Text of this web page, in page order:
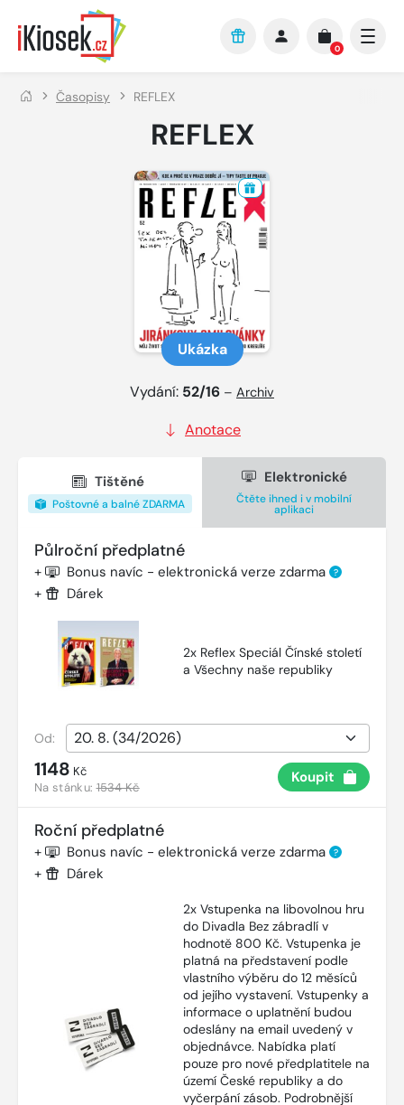
Přejít na hlavní obsah
0
Časopisy REFLEX
REFLEX
Ukázka
Vydání: 52/16 – Archiv
Anotace
Tištěné
Poštovné a balné ZDARMA
Elektronické
Čtěte ihned i v mobilní
aplikaci
Půlroční předplatné
+ Bonus navíc - elektronická verze zdarma ?
+ Dárek
2x Reflex Speciál Čínské století
a Všechny naše republiky
Od:
1148 Kč
Na stánku:1534 Kč
Koupit
Roční předplatné
+ Bonus navíc - elektronická verze zdarma ?
+ Dárek
2x Vstupenka na libovolnou hru
do Divadla Bez zábradlí v
hodnotě 800 Kč. Vstupenka je
platná na představení podle
vlastního výběru do 12 měsíců
od jejího vystavení. Vstupenky a
informace o uplatnění budou
odeslány na email uvedený v
objednávce. Nabídka platí
pouze pro nové předplatitele na
území České republiky a do
vyčerpání zásob. Podrobnější